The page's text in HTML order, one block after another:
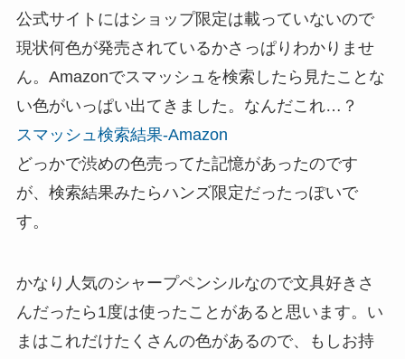
公式サイトにはショップ限定は載っていないので
現状何色が発売されているかさっぱりわかりませ
ん。Amazonでスマッシュを検索したら見たことな
い色がいっぱい出てきました。なんだこれ…？
スマッシュ検索結果-Amazon
どっかで渋めの色売ってた記憶があったのです
が、検索結果みたらハンズ限定だったっぽいで
す。
かなり人気のシャープペンシルなので文具好きさ
んだったら1度は使ったことがあると思います。い
まはこれだけたくさんの色があるので、もしお持